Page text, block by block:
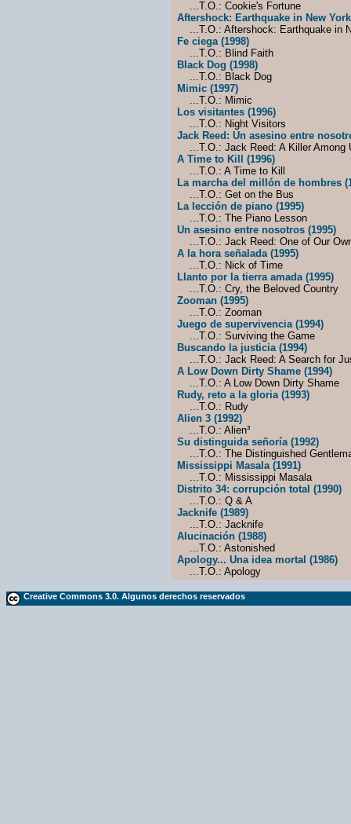
...T.O.: Cookie's Fortune
Aftershock: Earthquake in New York
...T.O.: Aftershock: Earthquake in
Fe ciega (1998)
...T.O.: Blind Faith
Black Dog (1998)
...T.O.: Black Dog
Mimic (1997)
...T.O.: Mimic
Los visitantes (1996)
...T.O.: Night Visitors
Jack Reed: Un asesino entre
...T.O.: Jack Reed: A Killer Among
A Time to Kill (1996)
...T.O.: A Time to Kill
La marcha del millón de hombres
...T.O.: Get on the Bus
La lección de piano (1995)
...T.O.: The Piano Lesson
Un asesino entre nosotros (1995)
...T.O.: Jack Reed: One of Our
A la hora señalada (1995)
...T.O.: Nick of Time
Llanto por la tierra amada (1995)
...T.O.: Cry, the Beloved Country
Zooman (1995)
...T.O.: Zooman
Juego de supervivencia (1994)
...T.O.: Surviving the Game
Buscando la justicia (1994)
...T.O.: Jack Reed: A Search for
A Low Down Dirty Shame (1994)
...T.O.: A Low Down Dirty Shame
Rudy, reto a la gloria (1993)
...T.O.: Rudy
Alien 3 (1992)
...T.O.: Alien³
Su distinguida señoría (1992)
...T.O.: The Distinguished
Mississippi Masala (1991)
...T.O.: Mississippi Masala
Distrito 34: corrupción total (1990)
...T.O.: Q & A
Jacknife (1989)
...T.O.: Jacknife
Alucinación (1988)
...T.O.: Astonished
Apology... Una idea mortal (1986)
...T.O.: Apology
Creative Commons 3.0. Algunos derechos reservados